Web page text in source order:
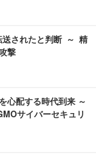
送されたと判断 ～ 精
撃
心配する時代到来 ～
サイバーセキュリ